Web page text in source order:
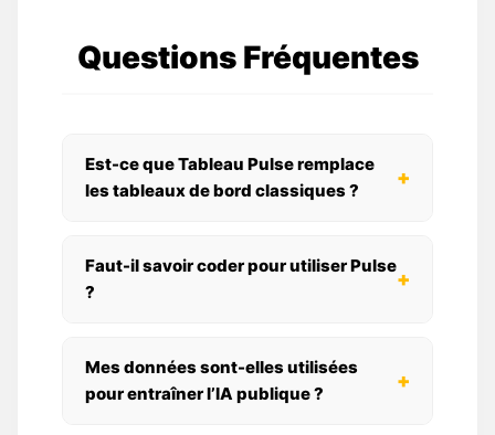
Questions Fréquentes
Est-ce que Tableau Pulse remplace
les tableaux de bord classiques ?
+
Faut-il savoir coder pour utiliser Pulse
?
+
Mes données sont-elles utilisées
pour entraîner l’IA publique ?
+